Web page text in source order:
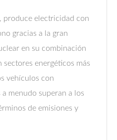
produce electricidad con
gracias a la gran
en su combinación
sectores energéticos más
vehículos con
menudo superan a los
de emisiones y